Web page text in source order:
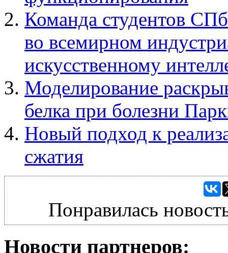
Команда студентов
во всемирном
искусственному
Моделирование
белка при болезни
Новый подход к
сжатия
Понравилась
Новости партнеров: